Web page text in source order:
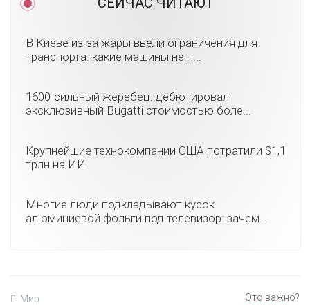
В Киеве из-за жары ввели ограничения для
транспорта: какие машины не п...
1600-сильный жеребец: дебютировал
эксклюзивный Bugatti стоимостью боле...
Крупнейшие технокомпании США потратили $1,1
трлн на ИИ
Многие люди подкладывают кусок
алюминиевой фольги под телевизор: зачем...
Мир